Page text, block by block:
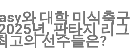
간 스코어 업데이트를 제공하는 뉴스로,
영합니다. Chris Davies: Birmingham
have to try to "be themselves" away
와 대학 미식축구
년, 판타지 리그
고의 선수들은?